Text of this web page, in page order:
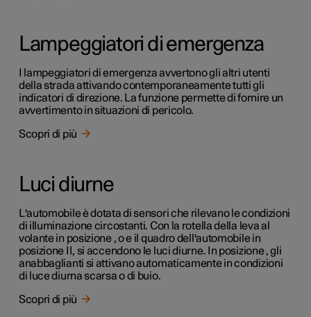
Lampeggiatori di emergenza
I lampeggiatori di emergenza avvertono gli altri utenti
della strada attivando contemporaneamente tutti gli
indicatori di direzione. La funzione permette di fornire un
avvertimento in situazioni di pericolo.
Scopri di più
Luci diurne
L'automobile è dotata di sensori che rilevano le condizioni
di illuminazione circostanti. Con la rotella della leva al
volante in posizione , o e il quadro dell'automobile in
posizione II, si accendono le luci diurne. In posizione , gli
anabbaglianti si attivano automaticamente in condizioni
di luce diurna scarsa o di buio.
Scopri di più